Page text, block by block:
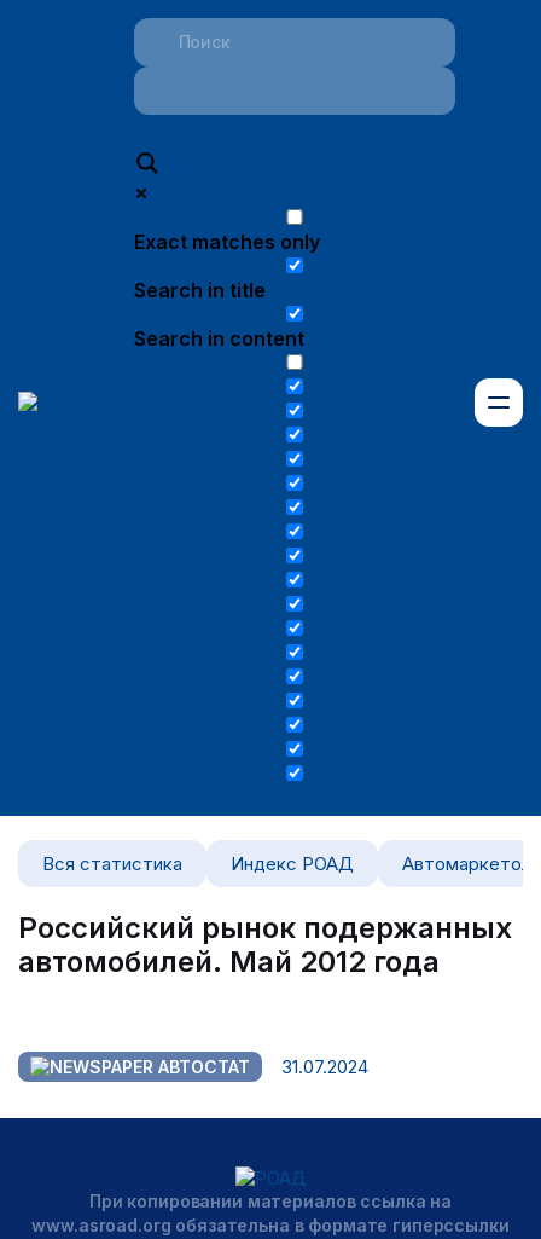
Exact matches only
Search in title
Search in content
Вся статистика Индекс РОАД
Российский рынок подержанных
автомобилей. Май 2012 года
АВТОСТАТ 31.07.2024
При копировании материалов ссылка на
www.asroad.org обязательна в формате гиперссылки